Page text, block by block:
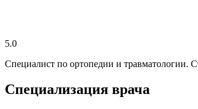
5.0
Специалист по ортопедии и травматологии.
Специализация врача